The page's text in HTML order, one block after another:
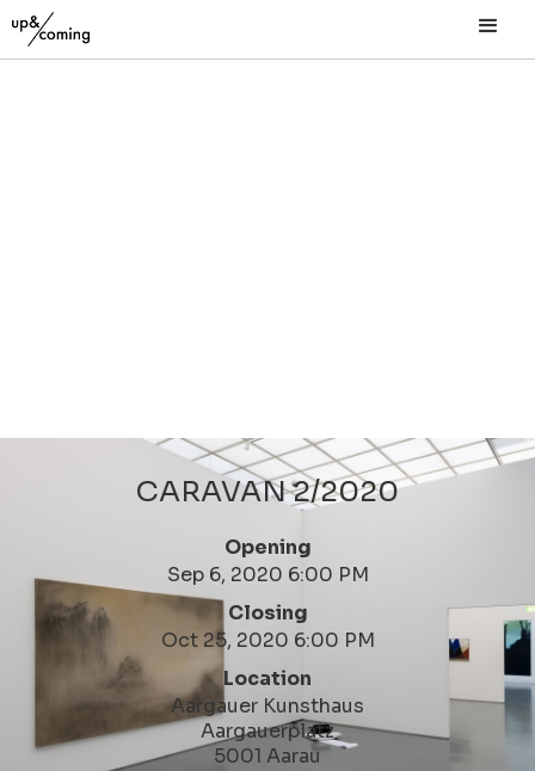
CARAVAN 2/2020
Opening
Sep 6, 2020 6:00 PM
Closing
Oct 25, 2020 6:00 PM
Location
Aargauer Kunsthaus
Aargauerplatz
5001 Aarau